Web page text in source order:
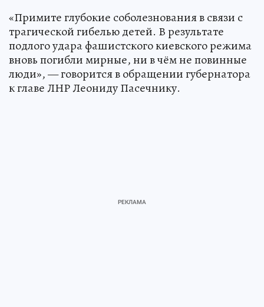
«Примите глубокие соболезнования в связи с
трагической гибелью детей. В результате
подлого удара фашистского киевского режима
вновь погибли мирные, ни в чём не повинные
люди», — говорится в обращении губернатора
к главе ЛНР Леониду Пасечнику.